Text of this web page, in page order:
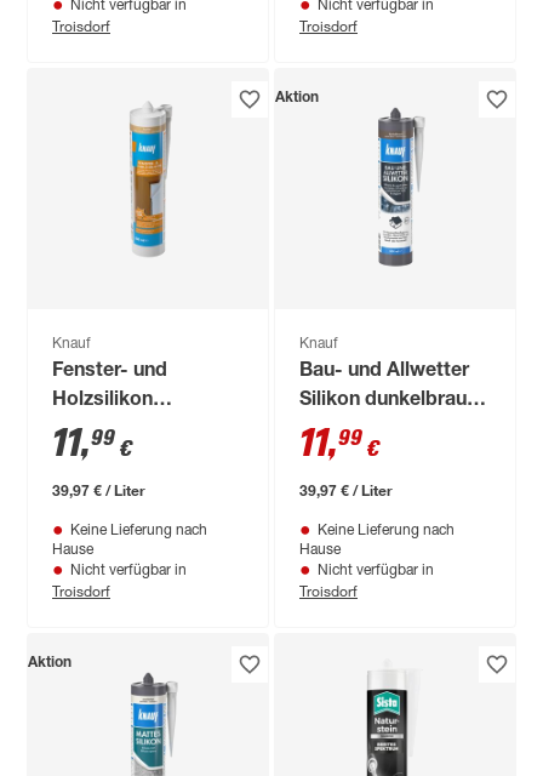
Nicht verfügbar in
Troisdorf
Nicht verfügbar in
Troisdorf
Knauf
Fenster- und
Holzsilikon
buchefarben 300 ml
11,99 €
39,97 € / Liter
Keine Lieferung nach
Hause
Nicht verfügbar in
Troisdorf
Aktion
Knauf
Bau- und Allwetter
Silikon dunkelbraun
300 ml
11,99 €
39,97 € / Liter
Keine Lieferung nach
Hause
Nicht verfügbar in
Troisdorf
Aktion